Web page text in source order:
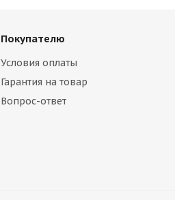
Покупателю
Условия оплаты
Гарантия на товар
Вопрос-ответ